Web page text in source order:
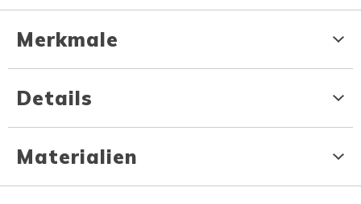
Merkmale
Details
Materialien